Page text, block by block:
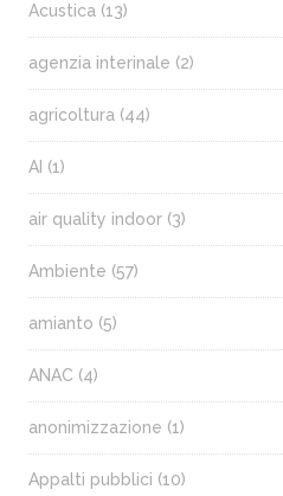
Acustica (13)
agenzia interinale (2)
agricoltura (44)
AI (1)
air quality indoor (3)
Ambiente (57)
amianto (5)
ANAC (4)
anonimizzazione (1)
Appalti pubblici (10)